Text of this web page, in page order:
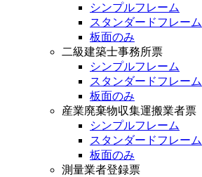
シンプルフレーム
スタンダードフレーム
板面のみ
二級建築士事務所票
シンプルフレーム
スタンダードフレーム
板面のみ
産業廃棄物収集運搬業者票
シンプルフレーム
スタンダードフレーム
板面のみ
測量業者登録票